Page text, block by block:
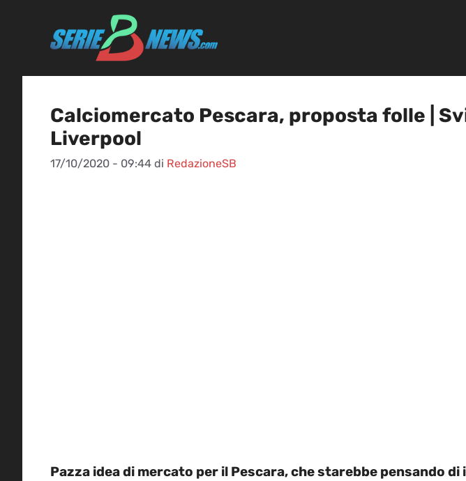
Calciomercato Pescara, proposta folle |
Liverpool
17/10/2020 - 09:44 di RedazioneSB
Pazza idea di mercato per il Pescara, che starebbe pensando di